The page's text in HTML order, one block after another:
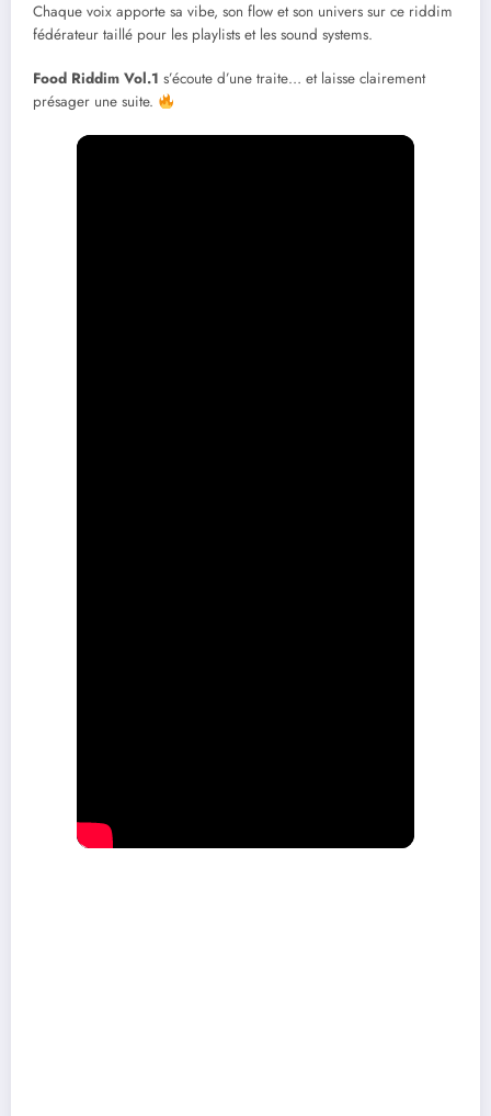
Chaque voix apporte sa vibe, son flow et son univers sur ce riddim
fédérateur taillé pour les playlists et les sound systems.
Food Riddim Vol.1 s’écoute d’une traite… et laisse clairement
présager une suite.